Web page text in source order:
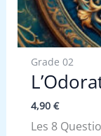
Grade 02
4,90 €
Les 8